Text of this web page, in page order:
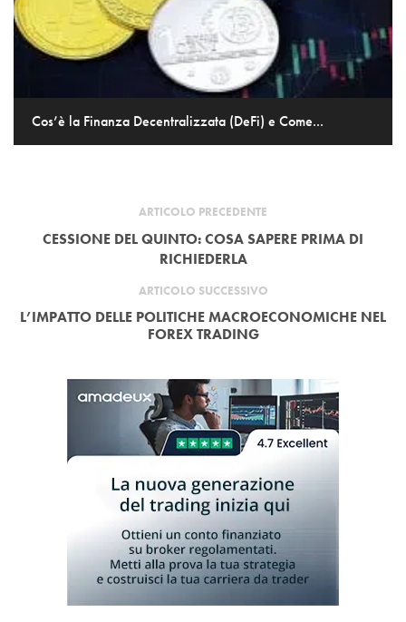
Cos’è la Finanza Decentralizzata (DeFi) e Come...
ARTICOLO PRECEDENTE
CESSIONE DEL QUINTO: COSA SAPERE PRIMA DI
RICHIEDERLA
ARTICOLO SUCCESSIVO
L’IMPATTO DELLE POLITICHE MACROECONOMICHE NEL
FOREX TRADING